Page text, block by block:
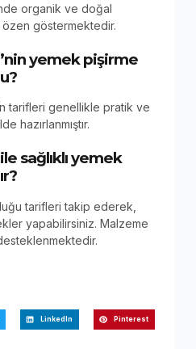
organik ve doğal
göstermektedir.
yemek pişirme
tarifleri genellikle pratik ve
hazırlanmıştır.
sağlıklı yemek
tarifleri takip ederek,
yapabilirsiniz. Malzeme
LinkedIn Pinterest